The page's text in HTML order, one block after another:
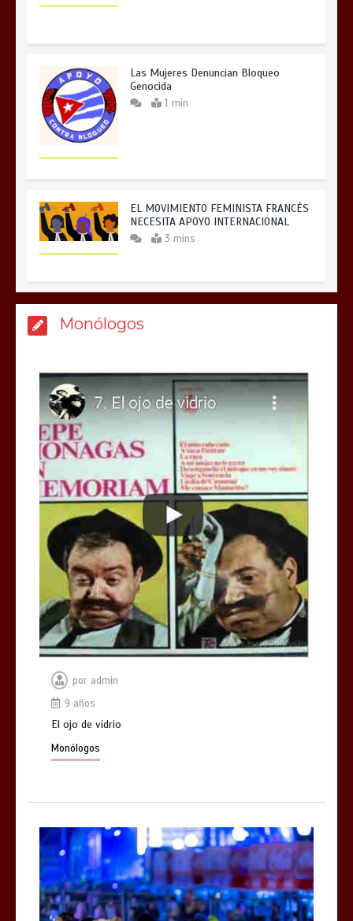
Las Mujeres Denuncian Bloqueo
Genocida
1 min
EL MOVIMIENTO FEMINISTA FRANCÉS
NECESITA APOYO INTERNACIONAL
3 mins
Monólogos
por admin
9 años
El ojo de vidrio
Monólogos